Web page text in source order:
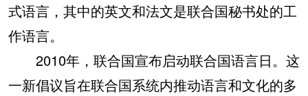
式语言，其中的英文和法文是联合国秘书处的工
作语言。
2010年，联合国宣布启动联合国语言日。这
一新倡议旨在联合国系统内推动语言和文化的多